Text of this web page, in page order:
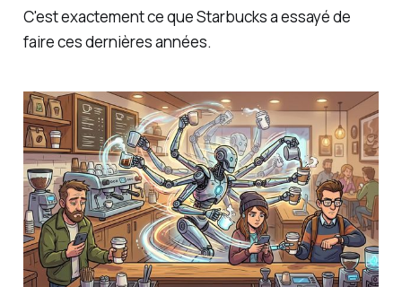
C'est exactement ce que Starbucks a essayé de
faire ces dernières années.